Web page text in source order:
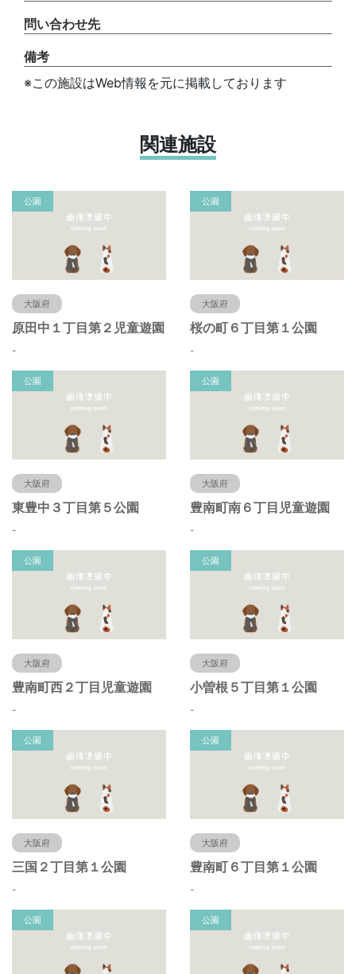
問い合わせ先
備考
※この施設はWeb情報を元に掲載しております
関連施設
公園
大阪府
原田中１丁目第２児童遊園
-
公園
大阪府
桜の町６丁目第１公園
-
公園
大阪府
東豊中３丁目第５公園
-
公園
大阪府
豊南町南６丁目児童遊園
-
公園
大阪府
豊南町西２丁目児童遊園
-
公園
大阪府
小曽根５丁目第１公園
-
公園
大阪府
三国２丁目第１公園
-
公園
大阪府
豊南町６丁目第１公園
-
公園 公園